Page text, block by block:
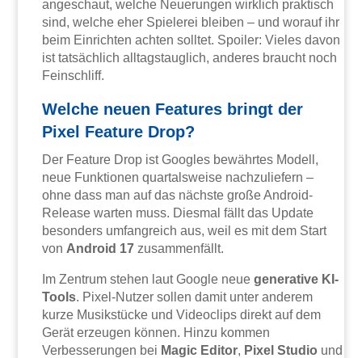
angeschaut, welche Neuerungen wirklich praktisch
sind, welche eher Spielerei bleiben – und worauf ihr
beim Einrichten achten solltet. Spoiler: Vieles davon
ist tatsächlich alltagstauglich, anderes braucht noch
Feinschliff.
Welche neuen Features bringt der
Pixel Feature Drop?
Der Feature Drop ist Googles bewährtes Modell,
neue Funktionen quartalsweise nachzuliefern –
ohne dass man auf das nächste große Android-
Release warten muss. Diesmal fällt das Update
besonders umfangreich aus, weil es mit dem Start
von Android 17 zusammenfällt.
Im Zentrum stehen laut Google neuegenerative KI-
Tools. Pixel-Nutzer sollen damit unter anderem
kurze Musikstücke und Videoclips direkt auf dem
Gerät erzeugen können. Hinzu kommen
Verbesserungen bei Magic Editor, Pixel Studio und